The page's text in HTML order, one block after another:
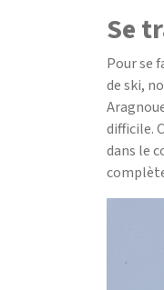
Se
Pour se
de ski,
difficile.
dans le